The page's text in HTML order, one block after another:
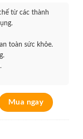
từ các thành
toàn sức khỏe.
yếu 30 viên số lượng
Mua ngay